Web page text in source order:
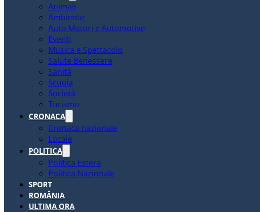
Animali
Ambiente
Auto Motori e Automotive
Eventi
Musica e Spettacolo
Salute Benessere
Sanità
Scuola
Società
Turismo
CRONACA
Cronaca nazionale
Locale
POLITICA
Politica Estera
Politica Nazionale
SPORT
ROMÂNIA
ULTIMA ORA